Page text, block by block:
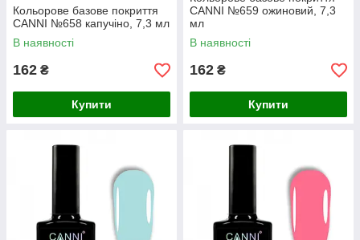
Кольорове базове покриття
CANNI №658 капучіно, 7,3 мл
В наявності
162 ₴
Купити
CANNI №659 ожиновий, 7,3
мл
В наявності
162 ₴
Купити